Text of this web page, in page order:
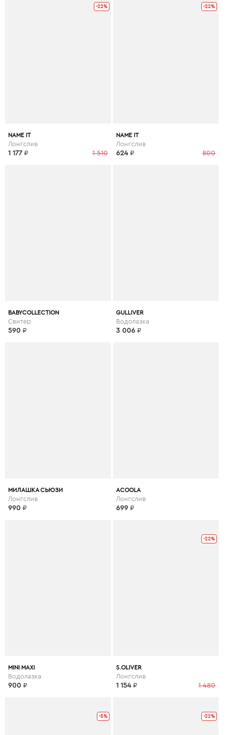
-22%
NAME IT
Лонгслив
1 510
1 177 ₽
-22%
NAME IT
Лонгслив
800
624 ₽
BABYCOLLECTION
Свитер
590 ₽
GULLIVER
Водолазка
3 006 ₽
МИЛАШКА СЬЮЗИ
Лонгслив
990 ₽
ACOOLA
Лонгслив
699 ₽
MINI MAXI
Водолазка
900 ₽
-22%
S.OLIVER
Лонгслив
1 480
1 154 ₽
-5% -22%